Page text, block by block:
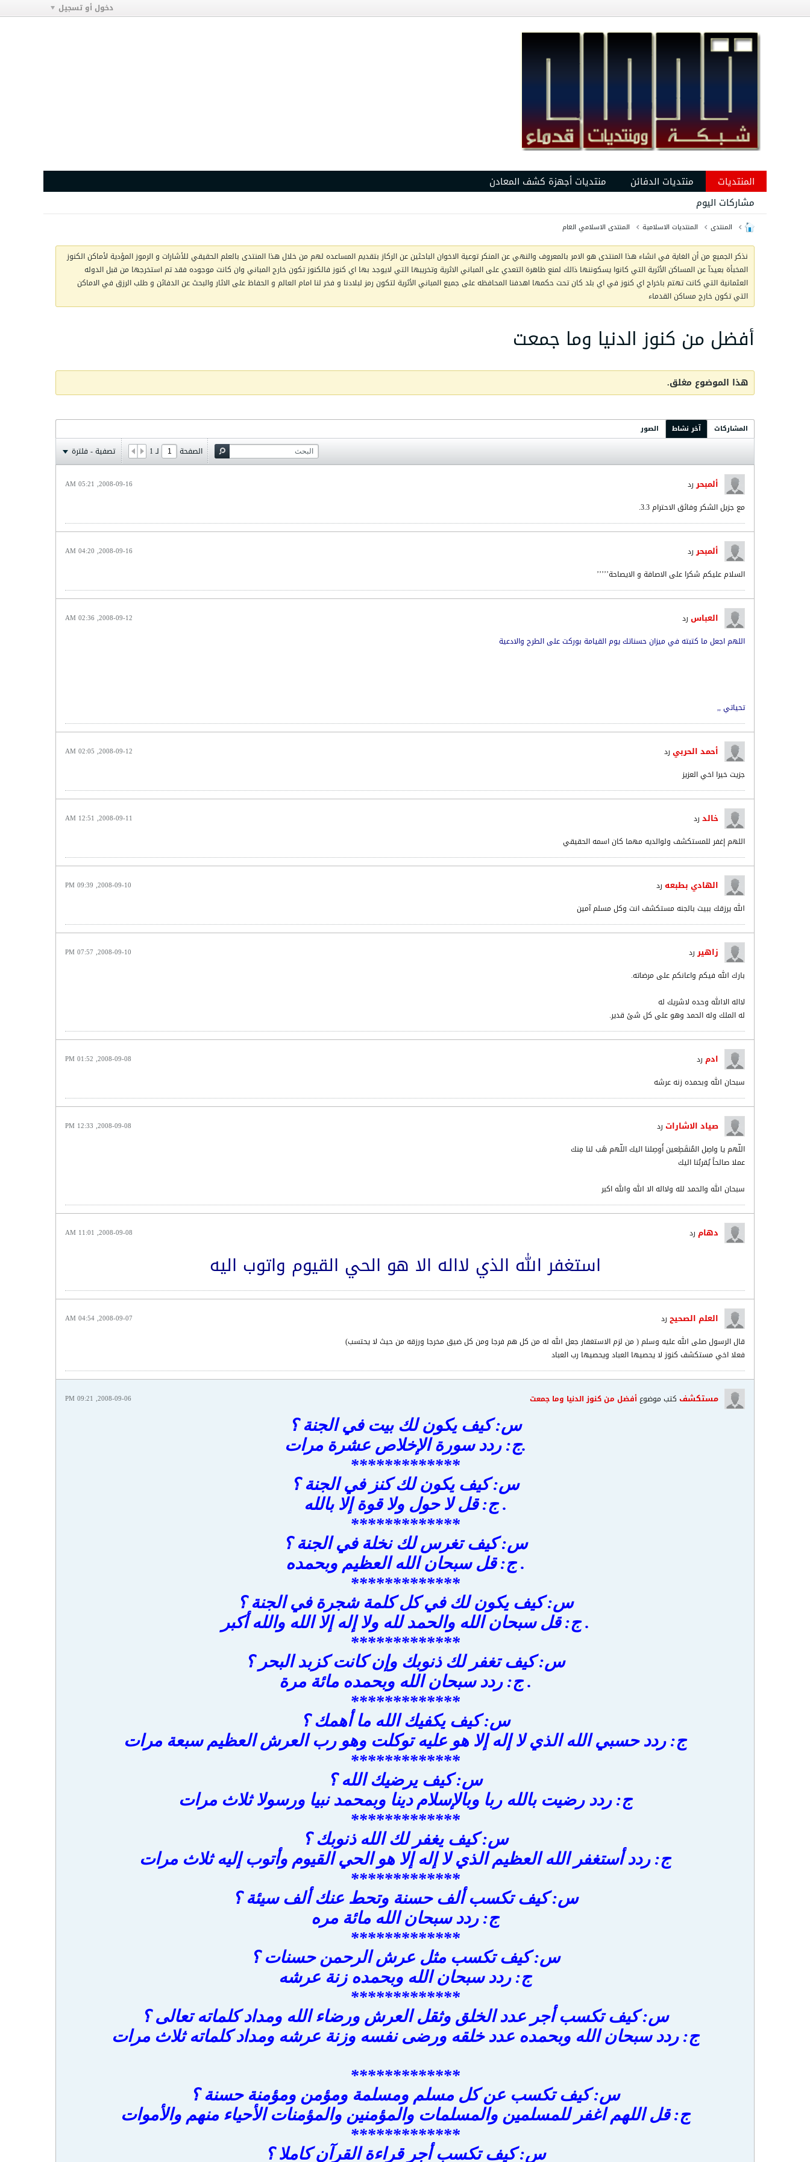
دخول أو تسجيل
المنتديات منتديات الدفائن
منتديات أجهزة كشف المعادن
مشاركات اليوم
المنتدى المنتديات الاسلامية المنتدى الاسلامي العام
نذكر الجميع من أن الغاية في انشاء هذا المنتدى هو الامر بالمعروف والنهي عن المنكر توعية الاخوان الباحثين عن الركاز بتقديم المساعده لهم من خلال هذا المنتدى بالعلم الحقيقي للأشارات و الرموز المؤدية لأماكن الكنوز
المخبأة بعيدآ عن المساكن الأثرية التي كانوا يسكوننها ذالك لمنع ظاهرة التعدي على المباني الاثرية وتخريبها التي لايوجد بها اي كنوز فالكنوز تكون خارج المباني وان كانت موجوده فقد تم استخرجها من قبل الدوله
العثمانية التي كانت تهتم باخراج اي كنوز في اي بلد كان تحت حكمها اهدفنا المحافظه على جميع المباني الأثرية لتكون رمز لبلادنا و فخر لنا امام العالم و الحفاظ على الاثار والبحث عن الدفائن و طلب الرزق في الاماكن
التي تكون خارج مساكن القدماء
أفضل من كنوز الدنيا وما جمعت
هذا الموضوع مغلق.
المشاركات آخر نشاط الصور
الصفحة لـ1 تصفية - فلترة
ألمبحررد 2008-09-16, 05:21 AM
مع جزيل الشكر وفائق الاحترام 3.3.
ألمبحررد 2008-09-16, 04:20 AM
السلام عليكم شكرا على الاصافة و الايصاحة’’’’’
العباس رد 2008-09-12, 02:36 AM
اللهم اجعل ما كتبته في ميزان حسناتك يوم القيامة بوركت على الطرح والادعية
تحياتي ,,
أحمد الحربي رد 2008-09-12, 02:05 AM
جزيت خيرا اخي العزيز
خالد رد 2008-09-11, 12:51 AM
اللهم إغفر للمستكشف ولوالديه مهما كان اسمه الحقيقي
الهادي بطبعه رد 2008-09-10, 09:39 PM
الله يرزقك ببيت بالجنه مستكشف انت وكل مسلم آمين
زاهيررد 2008-09-10, 07:57 PM
بارك الله فيكم واعانكم على مرضاته.
لااله الاالله وحده لاشريك له
له الملك وله الحمد وهو على كل شئ قدير.
ادم رد 2008-09-08, 01:52 PM
سبحان الله وبحمده زنه عرشه
صياد الاشارات رد 2008-09-08, 12:33 PM
اللّهم يا واصِل المُنقَطِعين أَوصِلنا اليك اللّهم هَب لنا مِنك
عملا صالحاً يُقربُنا اليك
سبحان الله والحمد لله ولااله الا الله والله اكبر
دهام رد 2008-09-08, 11:01 AM
استغفر الله الذي لااله الا هو الحي القيوم واتوب اليه
العلم الصحيح رد 2008-09-07, 04:54 AM
قال الرسول صلى الله عليه وسلم ( من لزم الاستغفار جعل الله له من كل هم فرجا ومن كل ضيق مخرجا ورزقه من حيث لا يحتسب)
فعلا اخي مستكشف كنوز لا يحصيها العباد ويحصيها رب العباد
مستكشف كتب موضوعأفضل من كنوز الدنيا وما جمعت 2008-09-06, 09:21 PM
س: كيف يكون لك بيت في الجنة ؟
.ج: ردد سورة الإخلاص عشرة مرات
*************
س: كيف يكون لك كنز في الجنة ؟
. ج: قل لا حول ولا قوة إلا بالله
*************
س: كيف تغرس لك نخلة في الجنة ؟
. ج: قل سبحان الله العظيم وبحمده
*************
س: كيف يكون لك في كل كلمة شجرة في الجنة ؟
. ج: قل سبحان الله والحمد لله ولا إله إلا الله والله أكبر
*************
س: كيف تغفر لك ذنوبك وإن كانت كزبد البحر ؟
. ج: ردد سبحان الله وبحمده مائة مرة
*************
س: كيف يكفيك الله ما أهمك ؟
ج: ردد حسبي الله الذي لا إله إلا هو عليه توكلت وهو رب العرش العظيم سبعة مرات
*************
س: كيف يرضيك الله ؟
ج: ردد رضيت بالله ربا وبالإسلام دينا وبمحمد نبيا ورسولا ثلاث مرات
*************
س: كيف يغفر لك الله ذنوبك ؟
ج: ردد أستغفر الله العظيم الذي لا إله إلا هو الحي القيوم وأتوب إليه ثلاث مرات
*************
س: كيف تكسب ألف حسنة وتحط عنك ألف سيئة ؟
ج: ردد سبحان الله مائة مره
*************
س: كيف تكسب مثل عرش الرحمن حسنات ؟
ج: ردد سبحان الله وبحمده زنة عرشه
*************
س: كيف تكسب أجر عدد الخلق وثقل العرش ورضاء الله ومداد كلماته تعالى ؟
ج: ردد سبحان الله وبحمده عدد خلقه ورضى نفسه وزنة عرشه ومداد كلماته ثلاث مرات
*************
س: كيف تكسب عن كل مسلم ومسلمة ومؤمن ومؤمنة حسنة ؟
ج: قل اللهم اغفر للمسلمين والمسلمات والمؤمنين والمؤمنات الأحياء منهم والأموات
*************
س: كيف تكسب أجر قراءة القرآن كاملا ؟